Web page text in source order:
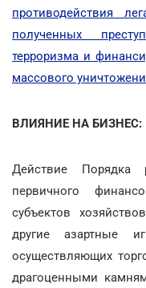
противодействия
полученных
терроризма и
массового
ВЛИЯНИЕ НА БИЗНЕС:
Действие Порядка
первичного
субъектов
другие азартные
осуществляющих
драгоценными